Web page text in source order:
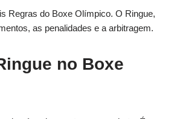
Regras do Boxe Olímpico. O Ringue,
as penalidades e a arbitragem.
no Boxe